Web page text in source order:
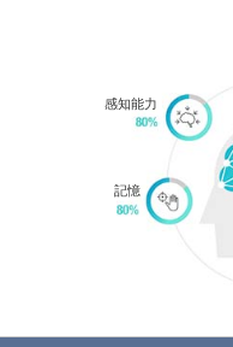
記憶
感知能力